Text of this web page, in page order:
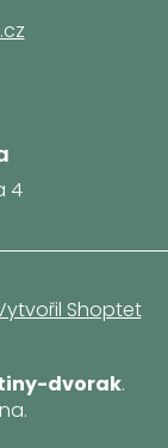
4
Shoptet
dvorak.